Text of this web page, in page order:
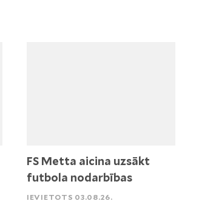
FS Metta aicina uzsākt
futbola nodarbības
IEVIETOTS 03.08.26.